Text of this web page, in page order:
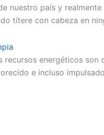
nuestro país y
títere con cabeza en
recursos energéticos
e incluso